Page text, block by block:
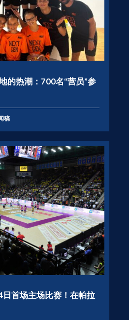
的热潮：700名“营员”参
稿
首场主场比赛！在帕拉